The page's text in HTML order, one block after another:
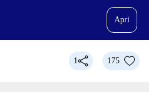
Apri
1 175